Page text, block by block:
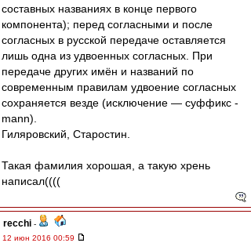
составных названиях в конце первого
компонента); перед согласными и после
согласных в русской передаче оставляется
лишь одна из удвоенных согласных. При
передаче других имён и названий по
современным правилам удвоение согласных
сохраняется везде (исключение — суффикс -
mann).
Гиляровский, Старостин.
Такая фамилия хорошая, а такую хрень
написал((((
recchi -
12 июн 2016 00:59